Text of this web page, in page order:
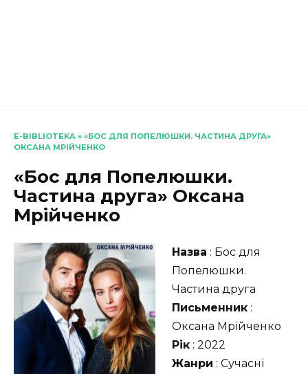
E-BIBLIOTEKA » «БОС ДЛЯ ПОПЕЛЮШКИ. ЧАСТИНА ДРУГА»
ОКСАНА МРІЙЧЕНКО
«Бос для Попелюшки.
Частина друга» Оксана
Мрійченко
Назва : Бос для
Попелюшки.
Частина друга
Письменник :
Оксана Мрійченко
Рік : 2022
Жанри : Сучасні